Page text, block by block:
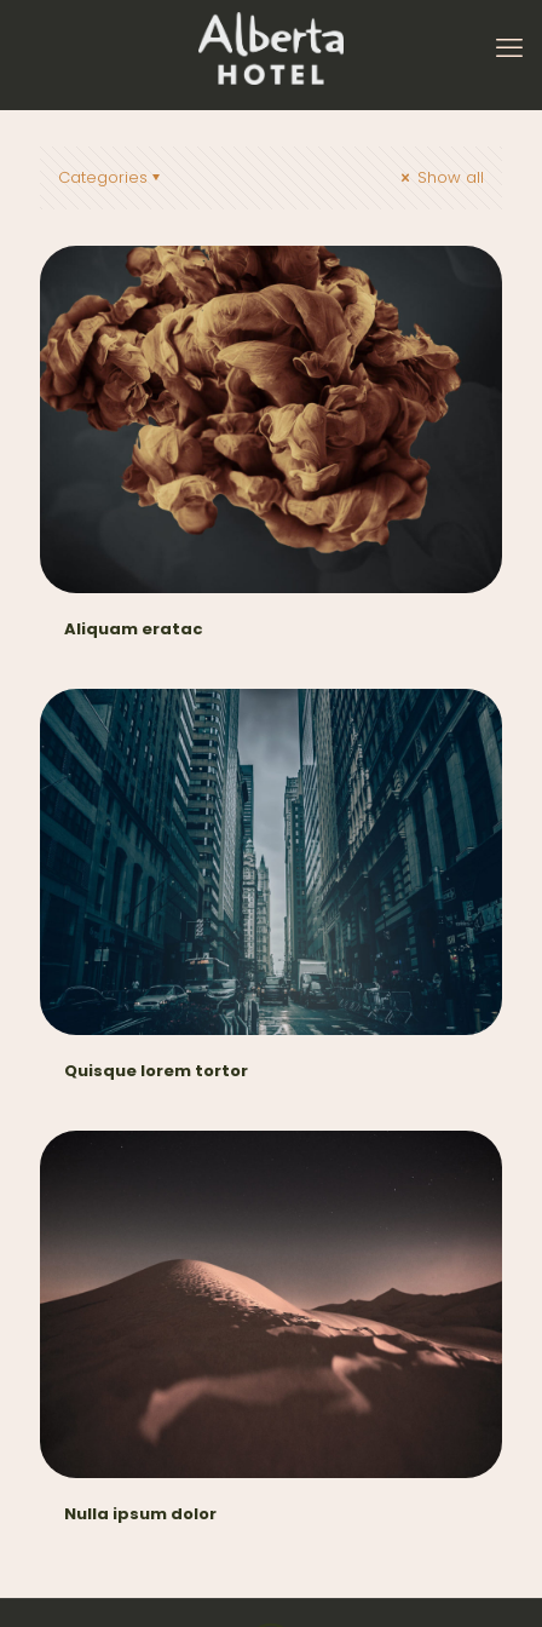
Categories Show all
Aliquam eratac
Quisque lorem tortor
Nulla ipsum dolor